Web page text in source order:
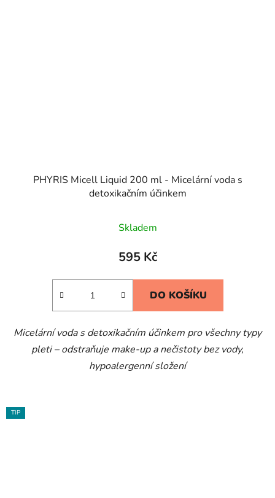
PHYRIS Micell Liquid 200 ml - Micelární voda s
detoxikačním účinkem
Skladem
595 Kč
DO KOŠÍKU
Micelární voda s detoxikačním účinkem pro všechny typy
pleti – odstraňuje make-up a nečistoty bez vody,
hypoalergenní složení
TIP